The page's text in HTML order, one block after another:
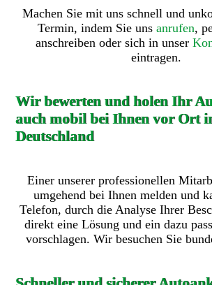
Machen Sie mit uns schnell und
Termin, indem Sie uns anrufen,
anschreiben oder sich in unser
eintragen.
Wir bewerten und holen Ihr
auch mobil bei Ihnen vor Ort
Deutschland
Einer unserer professionellen
umgehend bei Ihnen melden und
Telefon, durch die Analyse Ihrer
direkt eine Lösung und ein dazu
vorschlagen. Wir besuchen Sie